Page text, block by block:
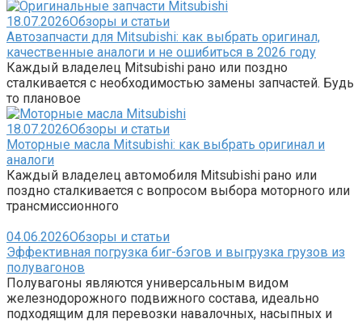
18.07.2026Обзоры и статьи
Автозапчасти для Mitsubishi: как выбрать оригинал,
качественные аналоги и не ошибиться в 2026 году
Каждый владелец Mitsubishi рано или поздно
сталкивается с необходимостью замены запчастей. Будь
то плановое
18.07.2026Обзоры и статьи
Моторные масла Mitsubishi: как выбрать оригинал и
аналоги
Каждый владелец автомобиля Mitsubishi рано или
поздно сталкивается с вопросом выбора моторного или
трансмиссионного
04.06.2026Обзоры и статьи
Эффективная погрузка биг-бэгов и выгрузка грузов из
полувагонов
Полувагоны являются универсальным видом
железнодорожного подвижного состава, идеально
подходящим для перевозки навалочных, насыпных и